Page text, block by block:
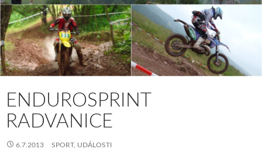
ENDUROSPRINT
RADVANICE
6.7.2013 SPORT, UDÁLOSTI